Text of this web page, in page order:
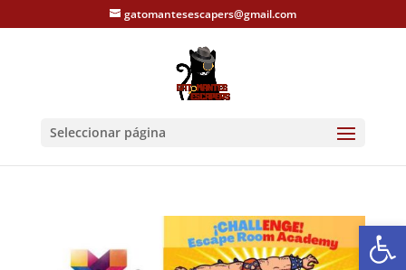
gatomantesescapers@gmail.com
Seleccionar página